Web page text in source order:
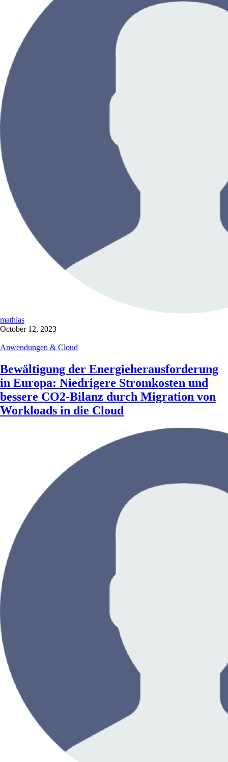
mathias
October 12, 2023
Anwendungen & Cloud
Bewältigung der Energieherausforderung
in Europa: Niedrigere Stromkosten und
bessere CO2-Bilanz durch Migration von
Workloads in die Cloud